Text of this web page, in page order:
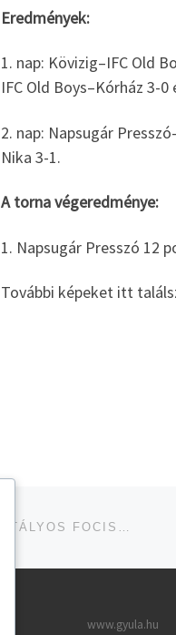
Eredmények:
1. nap: Kövizig–IFC Old
IFC Old Boys–Kórház 3-
2. nap: Napsugár
Nika 3-1.
A torna végeredménye:
1. Napsugár Presszó 12
További képeket itt
RÉGIÓS TORNÁN RÚGTÁK A LABDÁT A KOROSZTÁLYOS FOCISTÁK
www.gyula.hu